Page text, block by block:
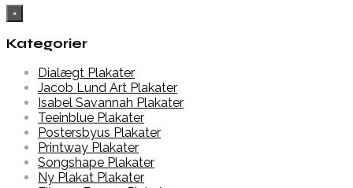
×
Kategorier
Dialægt Plakater
Jacob Lund Art Plakater
Isabel Savannah Plakater
Teeinblue Plakater
Postersbyus Plakater
Printway Plakater
Songshape Plakater
Ny Plakat Plakater